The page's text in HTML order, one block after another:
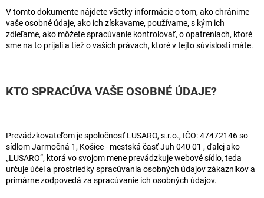
V tomto dokumente nájdete všetky informácie o tom, ako chránime
vaše osobné údaje, ako ich získavame, používame, s kým ich
zdieľame, ako môžete spracúvanie kontrolovať, o opatreniach, ktoré
sme na to prijali a tiež o vašich právach, ktoré v tejto súvislosti máte.
KTO SPRACÚVA VAŠE OSOBNÉ ÚDAJE?
Prevádzkovateľom je spoločnosť LUSARO, s.r.o., IČO: 47472146 so
sídlom Jarmočná 1, Košice - mestská časť Juh 040 01 , ďalej ako
„LUSARO“, ktorá vo svojom mene prevádzkuje webové sídlo, teda
určuje účel a prostriedky spracúvania osobných údajov zákazníkov a
primárne zodpovedá za spracúvanie ich osobných údajov.